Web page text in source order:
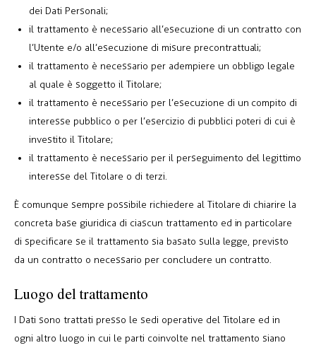
dei Dati Personali;
il trattamento è necessario all’esecuzione di un contratto con
l’Utente e/o all’esecuzione di misure precontrattuali;
il trattamento è necessario per adempiere un obbligo legale
al quale è soggetto il Titolare;
il trattamento è necessario per l’esecuzione di un compito di
interesse pubblico o per l’esercizio di pubblici poteri di cui è
investito il Titolare;
il trattamento è necessario per il perseguimento del legittimo
interesse del Titolare o di terzi.
È comunque sempre possibile richiedere al Titolare di chiarire la
concreta base giuridica di ciascun trattamento ed in particolare
di specificare se il trattamento sia basato sulla legge, previsto
da un contratto o necessario per concludere un contratto.
Luogo del trattamento
I Dati sono trattati presso le sedi operative del Titolare ed in
ogni altro luogo in cui le parti coinvolte nel trattamento siano